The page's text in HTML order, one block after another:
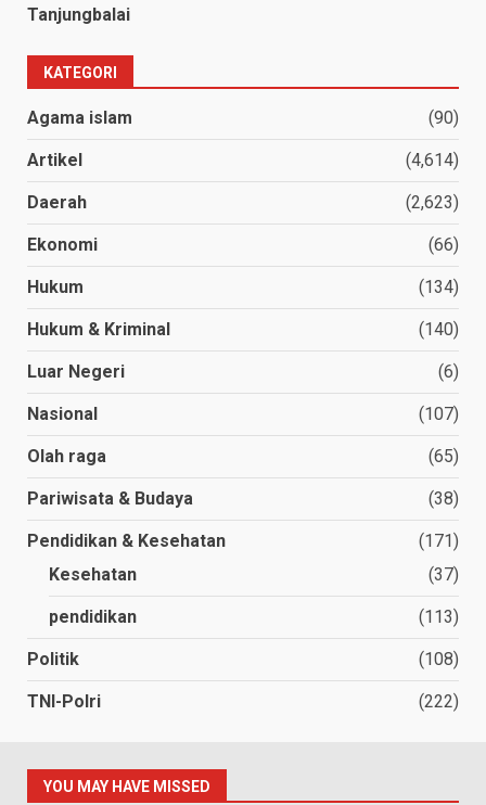
Tanjungbalai
KATEGORI
Agama islam (90)
Artikel (4,614)
Daerah (2,623)
Ekonomi (66)
Hukum (134)
Hukum & Kriminal (140)
Luar Negeri (6)
Nasional (107)
Olah raga (65)
Pariwisata & Budaya (38)
Pendidikan & Kesehatan
(171)
Kesehatan
(37)
pendidikan (113)
Politik (108)
TNI-Polri (222)
YOU MAY HAVE MISSED